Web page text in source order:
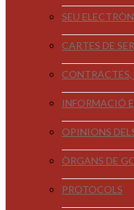
SEU
CARTES DE
INFORMACIÓ
OPINIONS
ÒRGANS DE
PROTOCOLS